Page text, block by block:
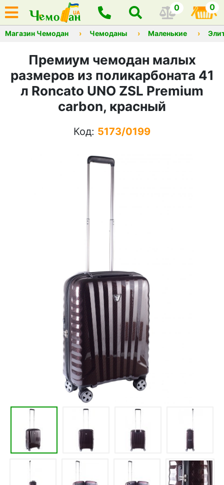
0 0
Магазин Чемодан Чемоданы Маленькие
Премиум чемодан малых
размеров из поликарбоната 41
л Roncato UNO ZSL Premium
carbon, красный
Код: 5173/0199